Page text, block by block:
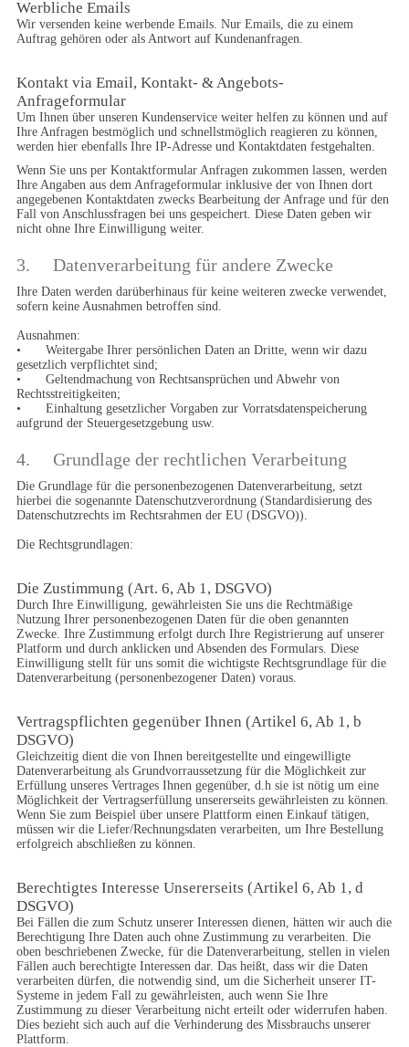
Werbliche Emails
Wir versenden keine werbende Emails. Nur Emails, die zu einem
Auftrag gehören oder als Antwort auf Kundenanfragen.
Kontakt via Email, Kontakt- & Angebots-
Anfrageformular
Um Ihnen über unseren Kundenservice weiter helfen zu können und auf
Ihre Anfragen bestmöglich und schnellstmöglich reagieren zu können,
werden hier ebenfalls Ihre IP-Adresse und Kontaktdaten festgehalten.
Wenn Sie uns per Kontaktformular Anfragen zukommen lassen, werden
Ihre Angaben aus dem Anfrageformular inklusive der von Ihnen dort
angegebenen Kontaktdaten zwecks Bearbeitung der Anfrage und für den
Fall von Anschlussfragen bei uns gespeichert. Diese Daten geben wir
nicht ohne Ihre Einwilligung weiter.
3.	Datenverarbeitung für andere Zwecke
Ihre Daten werden darüberhinaus für keine weiteren zwecke verwendet,
sofern keine Ausnahmen betroffen sind.
Ausnahmen:
•	Weitergabe Ihrer persönlichen Daten an Dritte, wenn wir dazu
gesetzlich verpflichtet sind;
•	Geltendmachung von Rechtsansprüchen und Abwehr von
Rechtsstreitigkeiten;
•	Einhaltung gesetzlicher Vorgaben zur Vorratsdatenspeicherung
aufgrund der Steuergesetzgebung usw.
4.	Grundlage der rechtlichen Verarbeitung
Die Grundlage für die personenbezogenen Datenverarbeitung, setzt
hierbei die sogenannte Datenschutzverordnung (Standardisierung des
Datenschutzrechts im Rechtsrahmen der EU (DSGVO)).
Die Rechtsgrundlagen:
Die Zustimmung (Art. 6, Ab 1, DSGVO)
Durch Ihre Einwilligung, gewährleisten Sie uns die Rechtmäßige
Nutzung Ihrer personenbezogenen Daten für die oben genannten
Zwecke. Ihre Zustimmung erfolgt durch Ihre Registrierung auf unserer
Platform und durch anklicken und Absenden des Formulars. Diese
Einwilligung stellt für uns somit die wichtigste Rechtsgrundlage für die
Datenverarbeitung (personenbezogener Daten) voraus.
Vertragspflichten gegenüber Ihnen (Artikel 6, Ab 1, b
DSGVO)
Gleichzeitig dient die von Ihnen bereitgestellte und eingewilligte
Datenverarbeitung als Grundvorraussetzung für die Möglichkeit zur
Erfüllung unseres Vertrages Ihnen gegenüber, d.h sie ist nötig um eine
Möglichkeit der Vertragserfüllung unsererseits gewährleisten zu können.
Wenn Sie zum Beispiel über unsere Plattform einen Einkauf tätigen,
müssen wir die Liefer/Rechnungsdaten verarbeiten, um Ihre Bestellung
erfolgreich abschließen zu können.
Berechtigtes Interesse Unsererseits (Artikel 6, Ab 1, d
DSGVO)
Bei Fällen die zum Schutz unserer Interessen dienen, hätten wir auch die
Berechtigung Ihre Daten auch ohne Zustimmung zu verarbeiten. Die
oben beschriebenen Zwecke, für die Datenverarbeitung, stellen in vielen
Fällen auch berechtigte Interessen dar. Das heißt, dass wir die Daten
verarbeiten dürfen, die notwendig sind, um die Sicherheit unserer IT-
Systeme in jedem Fall zu gewährleisten, auch wenn Sie Ihre
Zustimmung zu dieser Verarbeitung nicht erteilt oder widerrufen haben.
Dies bezieht sich auch auf die Verhinderung des Missbrauchs unserer
Plattform.